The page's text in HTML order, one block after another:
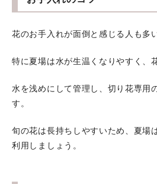
花のお手入れが面倒と感じる人も多
特に夏場は水が生温くなりやすく、
水を浅めにして管理し、切り花専用
す。
旬の花は長持ちしやすいため、夏場
利用しましょう。